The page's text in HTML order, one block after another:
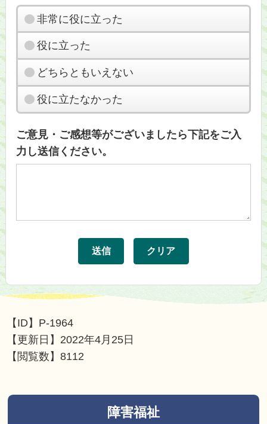
非常に役に立った
役に立った
どちらともいえない
役に立たなかった
ご意見・ご感想等がございましたら下記をご入
力し送信ください。
【ID】 P-1964
【更新日】 2022年4月25日
【閲覧数】8112
障害福祉